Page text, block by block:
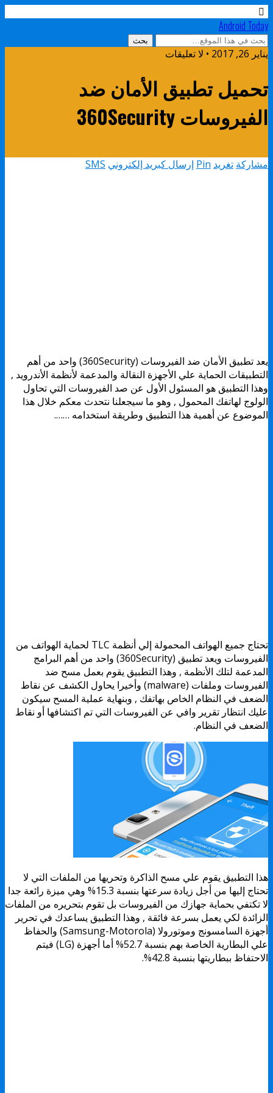
Android Today
يناير 26, 2017 • لا تعليقات
تحميل تطبيق الأمان ضد
الفيروسات 360Security
مشاركة تغريد Pin إرسال كبريد إلكتروني SMS
يعد تطبيق الأمان ضد الفيروسات (360Security) واحد من أهم
التطبيقات الحماية علي الأجهزة النقالة والمدعمة لأنظمة الأندرويد ,
وهذا التطبيق هو المسئول الأول عن صد الفيروسات التي تحاول
الولوج لهاتفك المحمول , وهو ما سيجعلنا نتحدث معكم خلال هذا
الموضوع عن أهمية هذا التطبيق وطريقة استخدامه …….
تحتاج جميع الهواتف المحمولة إلي أنظمة TLC لحماية الهواتف من
الفيروسات ويعد تطبيق (360Security) واحد من أهم البرامج
المدعمة لتلك الأنظمة , وهذا التطبيق يقوم بعمل مسح ضد
الفيروسات وملفات (malware) وأخيرا يحاول الكشف عن نقاط
الضعف في النظام الخاص بهاتفك , وبنهاية عملية المسح سيكون
عليك انتظار تقرير وافي عن الفيروسات التي تم اكتشافها أو نقاط
الضعف في النظام.
هذا التطبيق يقوم علي مسح الذاكرة وتحريها من الملفات التي لا
تحتاج إليها من أجل زيادة سرعتها بنسبة 15.3% وهي ميزة رائعة جدا
لا تكتفي بحماية جهازك من الفيروسات بل تقوم بتحريره من الملفات
الزائدة لكي يعمل بسرعة فائقة , وهذا التطبيق يساعدك في تحرير
أجهزة السامسونج وموتورولا (Samsung-Motorola) والحفاظ
علي البطارية الخاصة بهم بنسبة 52.7% أما أجهزة (LG) فيتم
الاحتفاظ ببطاريتها بنسبة 42.8%.